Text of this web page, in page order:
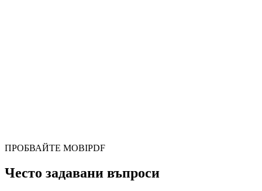
ПРОБВАЙТЕ MOBIPDF
Често задавани въпроси